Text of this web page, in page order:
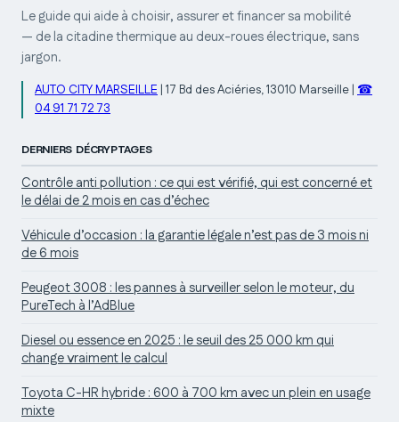
Le guide qui aide à choisir, assurer et financer sa mobilité
— de la citadine thermique au deux-roues électrique, sans
jargon.
AUTO CITY MARSEILLE | 17 Bd des Aciéries, 13010 Marseille | ☎
04 91 71 72 73
DERNIERS DÉCRYPTAGES
Contrôle anti pollution : ce qui est vérifié, qui est concerné et
le délai de 2 mois en cas d’échec
Véhicule d’occasion : la garantie légale n’est pas de 3 mois ni
de 6 mois
Peugeot 3008 : les pannes à surveiller selon le moteur, du
PureTech à l’AdBlue
Diesel ou essence en 2025 : le seuil des 25 000 km qui
change vraiment le calcul
Toyota C-HR hybride : 600 à 700 km avec un plein en usage
mixte